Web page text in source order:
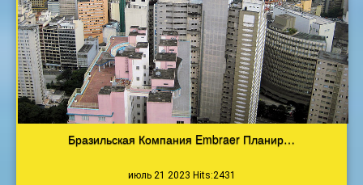
Бразильская Компания Embraer Планир…
июль 21 2023 Hits:2431